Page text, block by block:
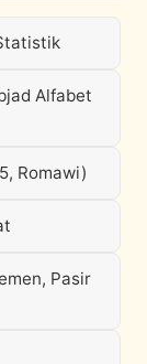
Alfabet
Romawi)
Pasir